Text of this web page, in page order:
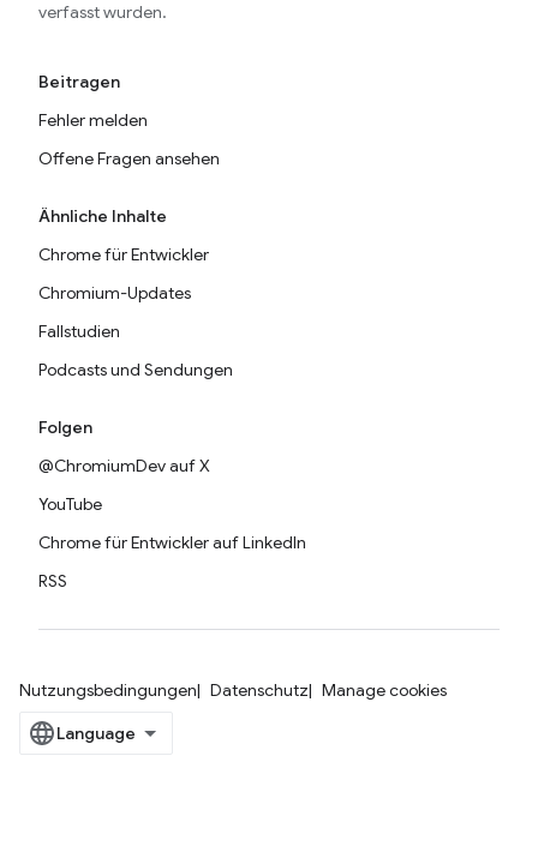
verfasst wurden.
Beitragen
Fehler melden
Offene Fragen ansehen
Ähnliche Inhalte
Chrome für Entwickler
Chromium-Updates
Fallstudien
Podcasts und Sendungen
Folgen
@ChromiumDev auf X
YouTube
Chrome für Entwickler auf LinkedIn
RSS
Nutzungsbedingungen Datenschutz Manage cookies